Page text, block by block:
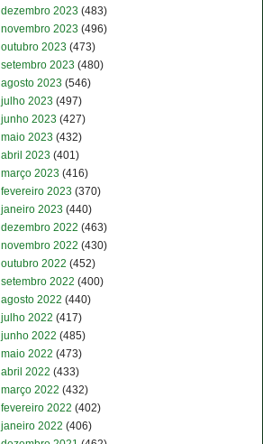
dezembro 2023 (483)
novembro 2023 (496)
outubro 2023 (473)
setembro 2023 (480)
agosto 2023 (546)
julho 2023 (497)
junho 2023 (427)
maio 2023 (432)
abril 2023 (401)
março 2023 (416)
fevereiro 2023 (370)
janeiro 2023 (440)
dezembro 2022 (463)
novembro 2022 (430)
outubro 2022 (452)
setembro 2022 (400)
agosto 2022 (440)
julho 2022 (417)
junho 2022 (485)
maio 2022 (473)
abril 2022 (433)
março 2022 (432)
fevereiro 2022 (402)
janeiro 2022 (406)